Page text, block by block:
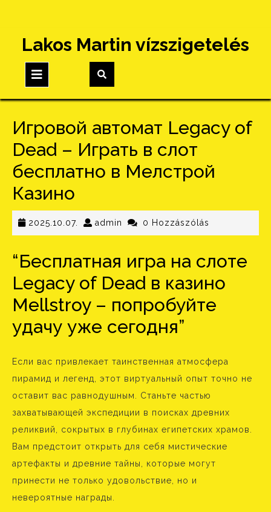
content
Lakos Martin vízszigetelés
Button
Игровой автомат Legacy of
Dead – Играть в слот
бесплатно в Мелстрой
Казино
2025.10.07. 2025.10.07.
admin admin0 Hozzászólás
“Бесплатная игра на слоте
Legacy of Dead в казино
Mellstroy – попробуйте
удачу уже сегодня”
Если вас привлекает таинственная атмосфера
пирамид и легенд, этот виртуальный опыт точно не
оставит вас равнодушным. Станьте частью
захватывающей экспедиции в поисках древних
реликвий, сокрытых в глубинах египетских храмов.
Вам предстоит открыть для себя мистические
артефакты и древние тайны, которые могут
принести не только удовольствие, но и
невероятные награды.